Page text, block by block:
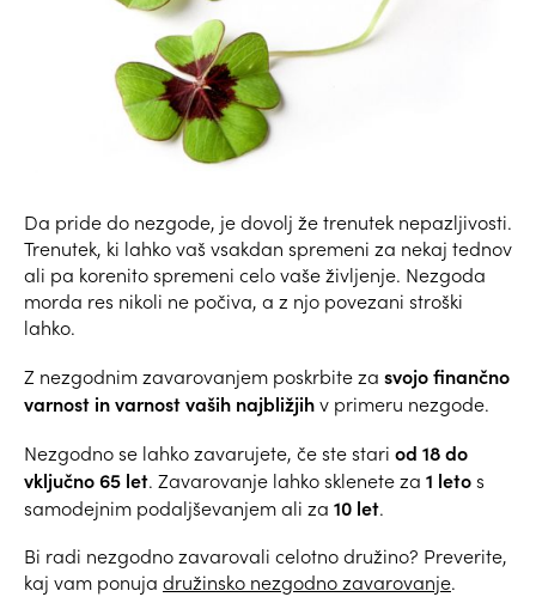
Da pride do nezgode, je dovolj že trenutek nepazljivosti.
Trenutek, ki lahko vaš vsakdan spremeni za nekaj tednov
ali pa korenito spremeni celo vaše življenje. Nezgoda
morda res nikoli ne počiva, a z njo povezani stroški
lahko.
Z nezgodnim zavarovanjem poskrbite za svojofinančno
varnost in varnost vaših najbližjihv primeru nezgode.
Nezgodno se lahko zavarujete, če ste stari od 18 do
vključno 65 let. Zavarovanje lahko sklenete za 1 letos
samodejnim podaljševanjem ali za 10 let.
Bi radi nezgodno zavarovali celotno družino? Preverite,
kaj vam ponuja družinsko nezgodno zavarovanje.